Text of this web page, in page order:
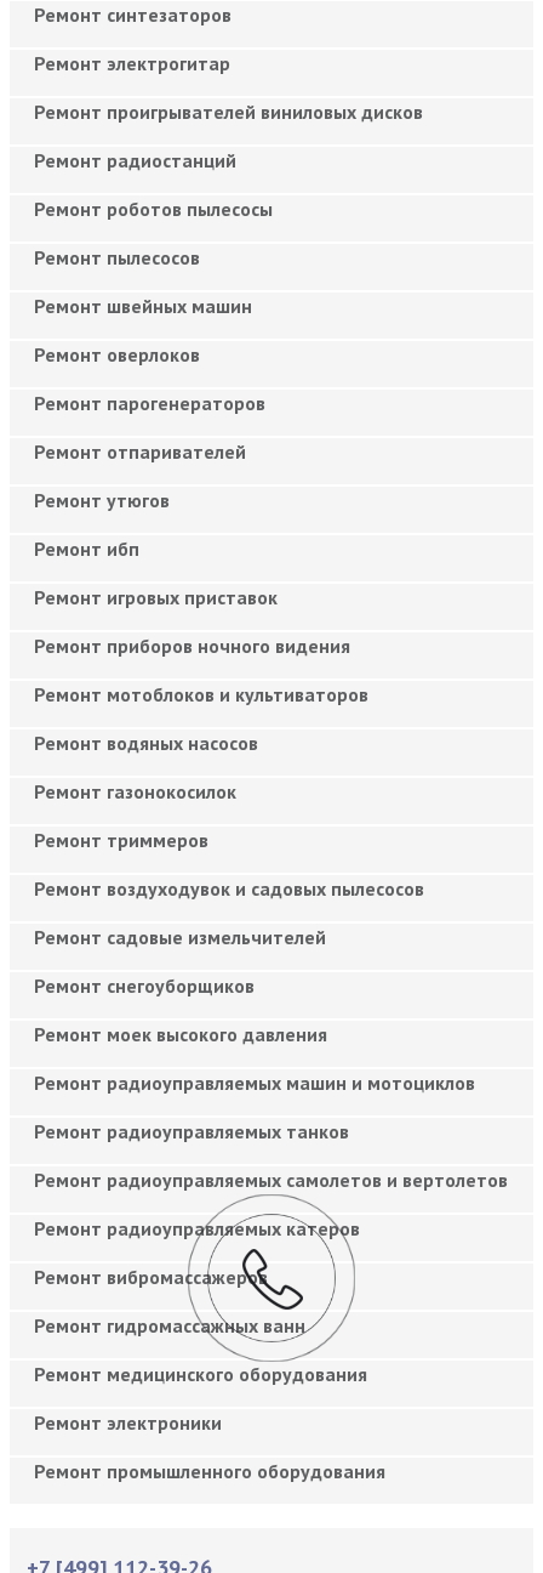
Ремонт синтезаторов
Ремонт электрогитар
Ремонт проигрывателей виниловых дисков
Ремонт радиостанций
Ремонт роботов пылесосы
Ремонт пылесосов
Ремонт швейных машин
Ремонт оверлоков
Ремонт парогенераторов
Ремонт отпаривателей
Ремонт утюгов
Ремонт ибп
Ремонт игровых приставок
Ремонт приборов ночного видения
Ремонт мотоблоков и культиваторов
Ремонт водяных насосов
Ремонт газонокосилок
Ремонт триммеров
Ремонт воздуходувок и садовых пылесосов
Ремонт садовые измельчителей
Ремонт снегоуборщиков
Ремонт моек высокого давления
Ремонт радиоуправляемых машин и мотоциклов
Ремонт радиоуправляемых танков
Ремонт радиоуправляемых самолетов и вертолетов
Ремонт радиоуправляемых катеров
Ремонт вибромассажеров
Ремонт гидромассажных ванн
Ремонт медицинского оборудования
Ремонт электроники
Ремонт промышленного оборудования